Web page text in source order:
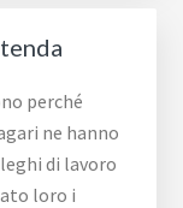
perché
ne hanno
di lavoro
loro i